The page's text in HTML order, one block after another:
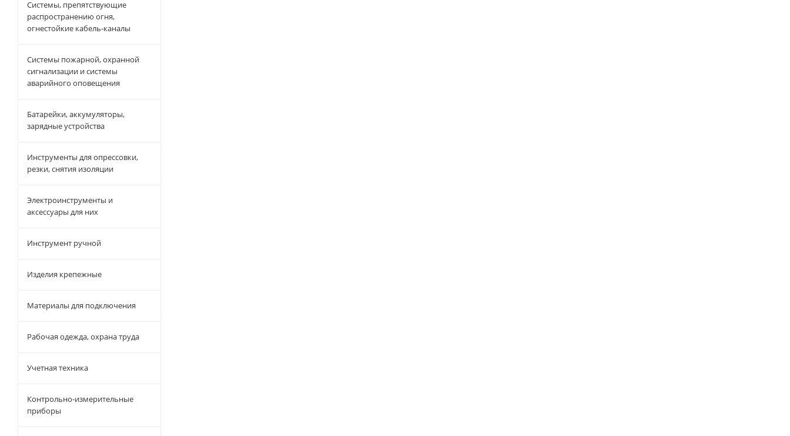
Системы, препятствующие
распространению огня,
огнестойкие кабель-каналы
Системы пожарной, охранной
сигнализации и системы
аварийного оповещения
Батарейки, аккумуляторы,
зарядные устройства
Инструменты для опрессовки,
резки, снятия изоляции
Электроинструменты и
аксессуары для них
Инструмент ручной
Изделия крепежные
Материалы для подключения
Рабочая одежда, охрана труда
Учетная техника
Контрольно-измерительные
приборы